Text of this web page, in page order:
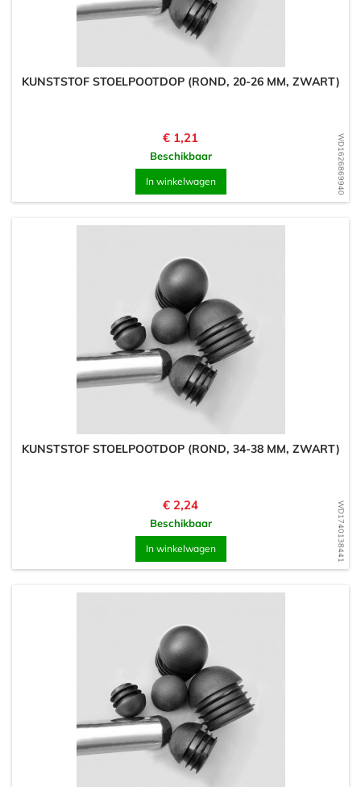
WD1626869940
KUNSTSTOF STOELPOOTDOP (ROND, 20-26 MM, ZWART)
Prijs
€ 1,21
Beschikbaar
In winkelwagen
WD1740138441
KUNSTSTOF STOELPOOTDOP (ROND, 34-38 MM, ZWART)
Prijs
€ 2,24
Beschikbaar
In winkelwagen